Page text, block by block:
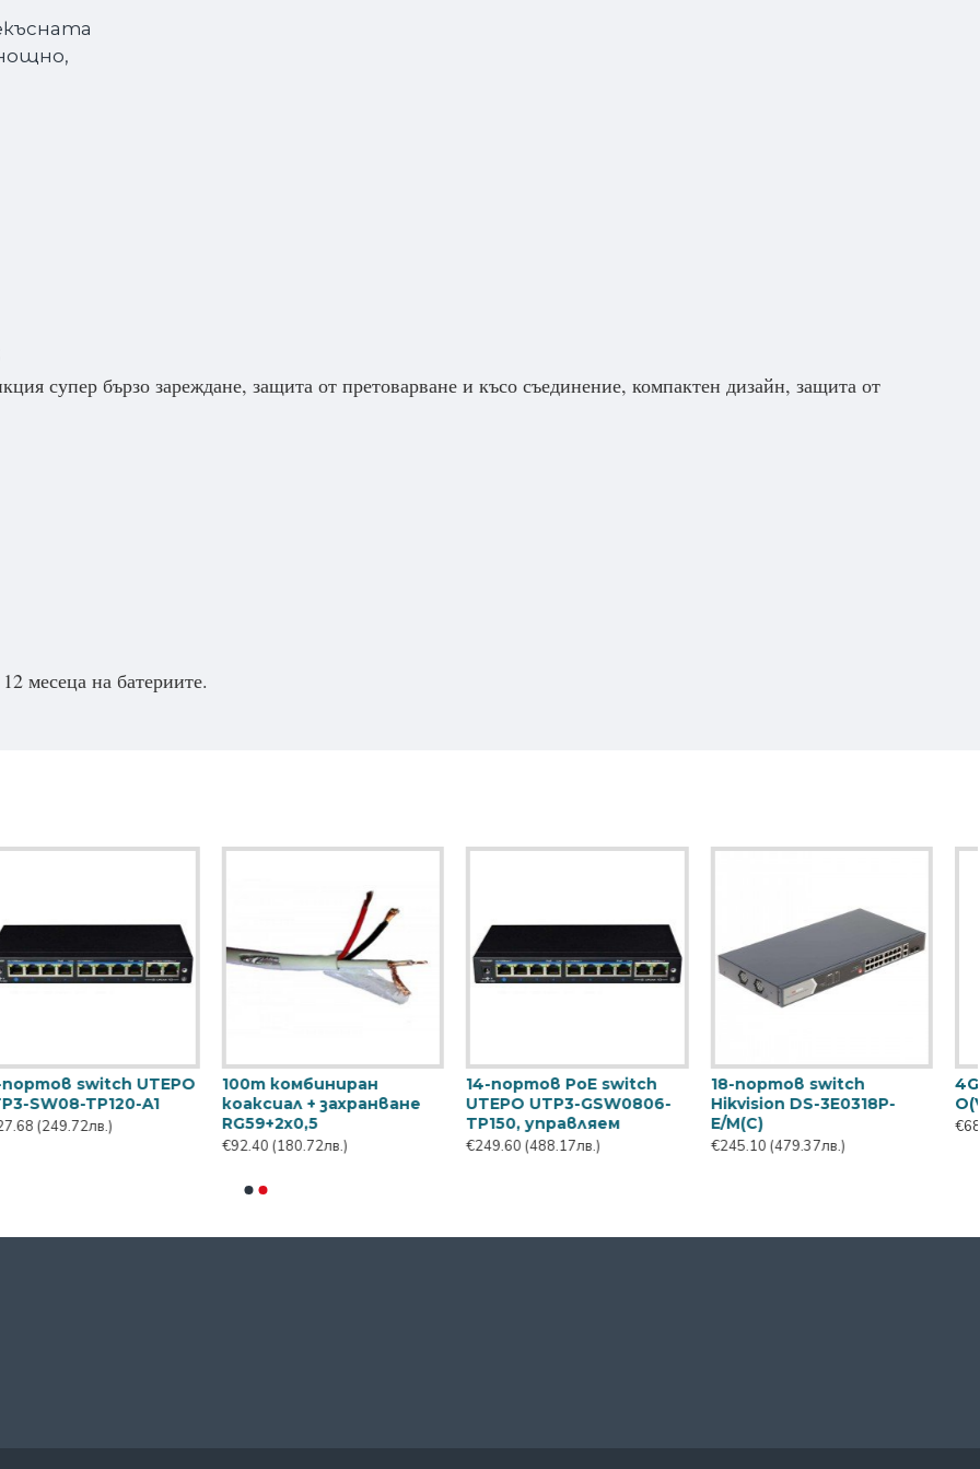
супер бързо зареждане, защита от претоварване и късо съединение, компактен дизайн, защита от
месеца на батериите.
с
Access point модул
2.4Ghz + 5Ghz Wi-Tek WI-
AP215
Access point модул
2.4Ghz Wi-Tek WI-AP210-
Lite
€44.40
BNC конектор с винт
€0.61(1.20лв.)
Dahua CS4006-4ET-
портов Cloud
€58.14(113.71лв.)